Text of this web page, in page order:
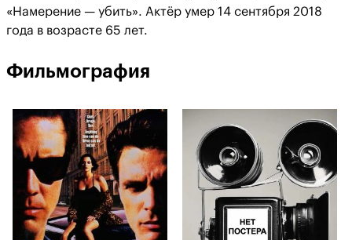
«Намерение — убить». Актёр умер 14 сентября 2018
года в возрасте 65 лет.
Фильмография